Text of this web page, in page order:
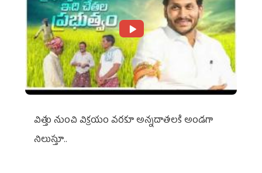
విత్తు నుంచి విక్రయం వరకూ అన్నదాతలకి అండగా
నిలుస్తూ..